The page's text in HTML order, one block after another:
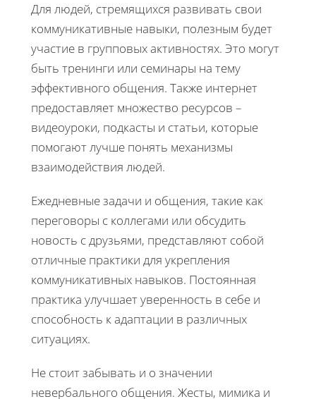
Для людей, стремящихся развивать свои
коммуникативные навыки, полезным будет
участие в групповых активностях. Это могут
быть тренинги или семинары на тему
эффективного общения. Также интернет
предоставляет множество ресурсов –
видеоуроки, подкасты и статьи, которые
помогают лучше понять механизмы
взаимодействия людей.
Ежедневные задачи и общения, такие как
переговоры с коллегами или обсудить
новость с друзьями, представляют собой
отличные практики для укрепления
коммуникативных навыков. Постоянная
практика улучшает уверенность в себе и
способность к адаптации в различных
ситуациях.
Не стоит забывать и о значении
невербального общения. Жесты, мимика и